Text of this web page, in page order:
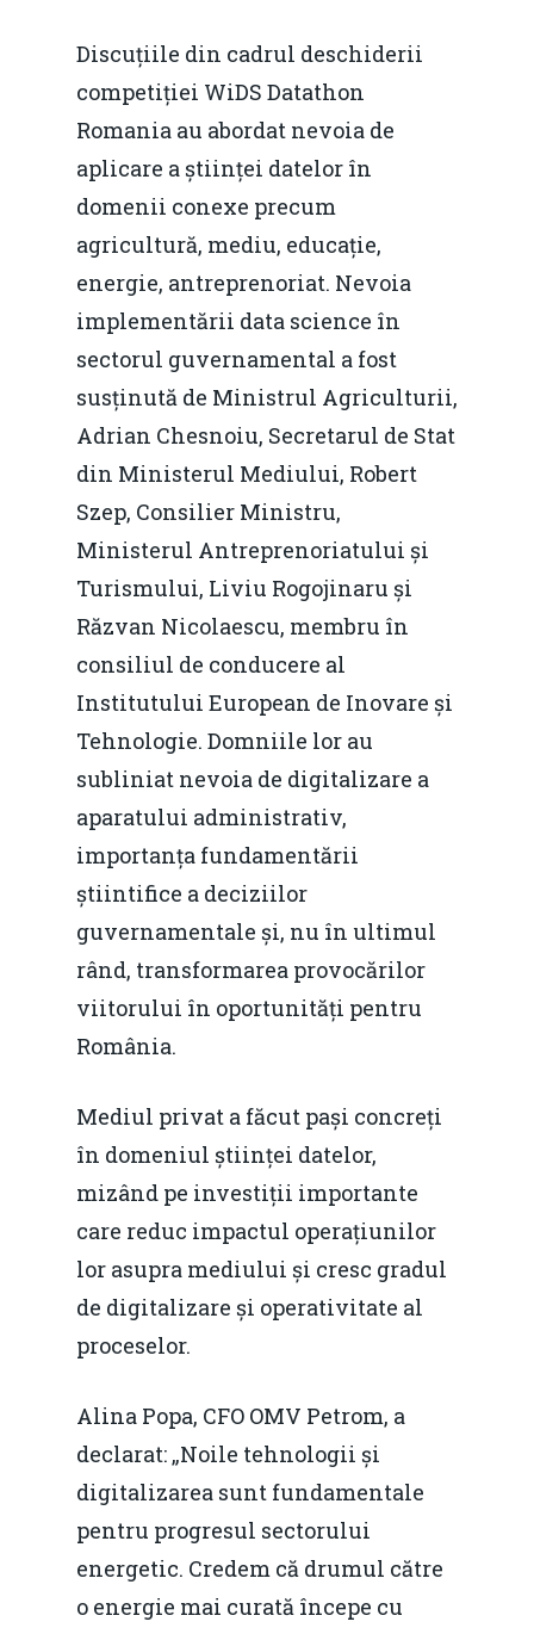
Discuțiile din cadrul deschiderii
competiției WiDS Datathon
Romania au abordat nevoia de
aplicare a științei datelor în
domenii conexe precum
agricultură, mediu, educație,
energie, antreprenoriat. Nevoia
implementării data science în
sectorul guvernamental a fost
susținută de Ministrul Agriculturii,
Adrian Chesnoiu, Secretarul de Stat
din Ministerul Mediului, Robert
Szep, Consilier Ministru,
Ministerul Antreprenoriatului și
Turismului, Liviu Rogojinaru și
Răzvan Nicolaescu, membru în
consiliul de conducere al
Institutului European de Inovare și
Tehnologie. Domniile lor au
subliniat nevoia de digitalizare a
aparatului administrativ,
importanța fundamentării
știintifice a deciziilor
guvernamentale și, nu în ultimul
rând, transformarea provocărilor
viitorului în oportunități pentru
România.
Mediul privat a făcut pași concreți
în domeniul științei datelor,
mizând pe investiții importante
care reduc impactul operațiunilor
lor asupra mediului și cresc gradul
de digitalizare și operativitate al
proceselor.
Alina Popa, CFO OMV Petrom, a
declarat: „Noile tehnologii și
digitalizarea sunt fundamentale
pentru progresul sectorului
energetic. Credem că drumul către
o energie mai curată începe cu
Noutăți
Despre
Evenimente
Foto
resurselor naturale
Piaţa gazelor naturale:
Soluții de
economie
Politici Europene în
Economie
Video Forum Marea
Contact
Burse pentru